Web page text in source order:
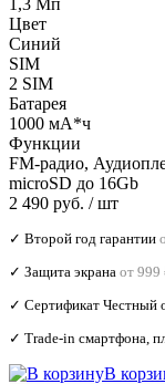
Цвет
Синий
SIM
2 SIM
Батарея
1000 мА*ч
Функции
FM-радио,
microSD до 16Gb
2 490 руб. / шт
✓ Второй год гарантии
✓ Защита экрана от 999
✓ Сертификат Честный
✓ Trade‑in смартфона,
В